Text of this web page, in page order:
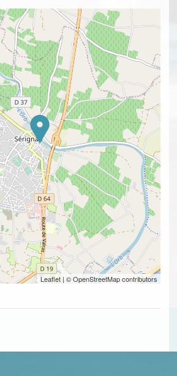
Leaflet| © OpenStreetMap contributors